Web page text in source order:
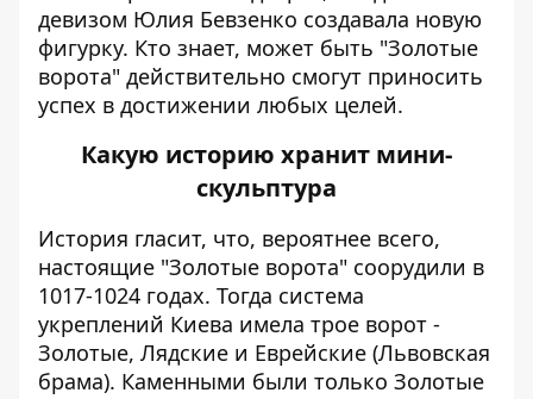
девизом Юлия Бевзенко создавала новую
фигурку. Кто знает, может быть "Золотые
ворота" действительно смогут приносить
успех в достижении любых целей.
Какую историю хранит мини-
скульптура
История гласит, что, вероятнее всего,
настоящие "Золотые ворота" соорудили в
1017-1024 годах. Тогда система
укреплений Киева имела трое ворот -
Золотые, Лядские и Еврейские (Львовская
брама). Каменными были только Золотые